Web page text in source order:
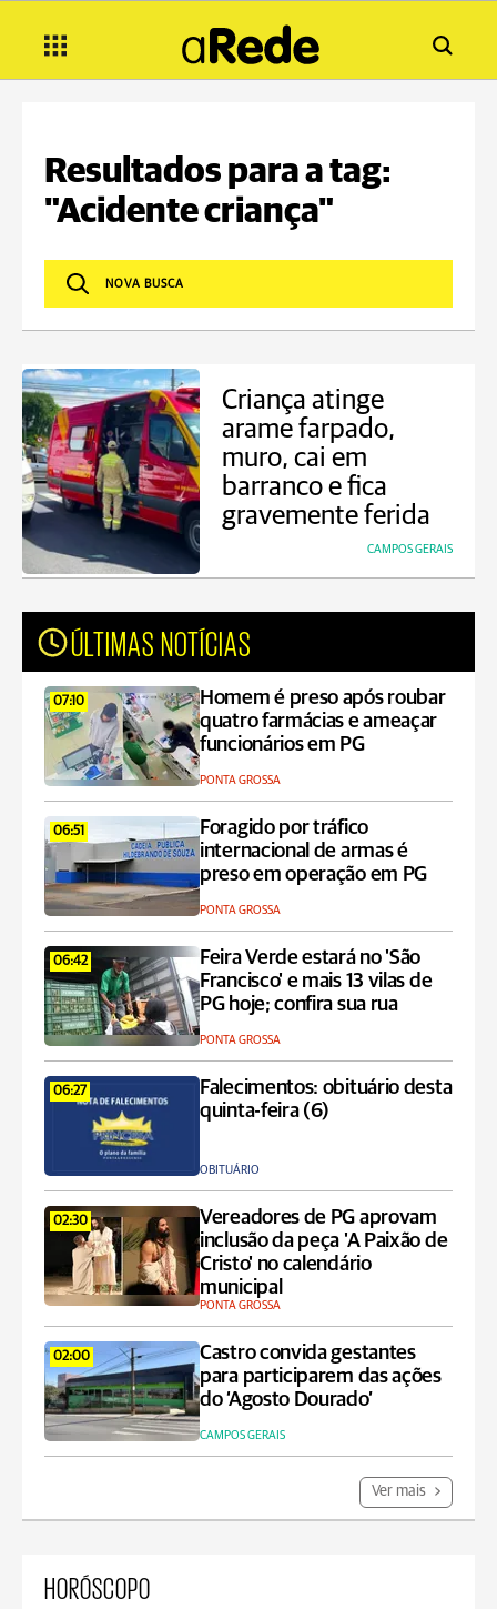
Resultados para a tag:
"Acidente criança"
Criança atinge
arame farpado,
muro, cai em
barranco e fica
gravemente ferida
CAMPOS GERAIS
ÚLTIMAS NOTÍCIAS
07:10
Homem é preso após roubar
quatro farmácias e ameaçar
funcionários em PG
PONTA GROSSA
06:51
Foragido por tráfico
internacional de armas é
preso em operação em PG
PONTA GROSSA
06:42
Feira Verde estará no 'São
Francisco' e mais 13 vilas de
PG hoje; confira sua rua
PONTA GROSSA
06:27
Falecimentos: obituário desta
quinta-feira (6)
OBITUÁRIO
02:30
Vereadores de PG aprovam
inclusão da peça 'A Paixão de
Cristo' no calendário
municipal
PONTA GROSSA
02:00
Castro convida gestantes
para participarem das ações
do ‘Agosto Dourado’
CAMPOS GERAIS
Ver mais
HORÓSCOPO